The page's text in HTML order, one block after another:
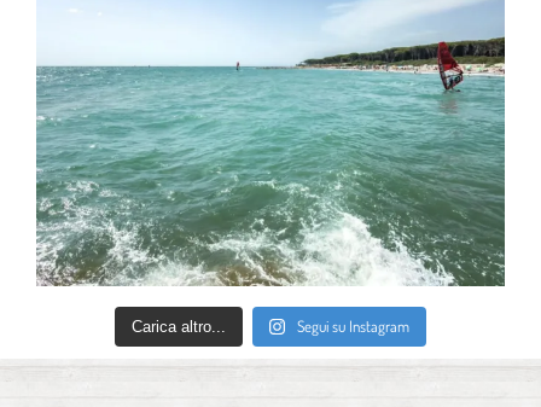
Carica altro... Segui su Instagram